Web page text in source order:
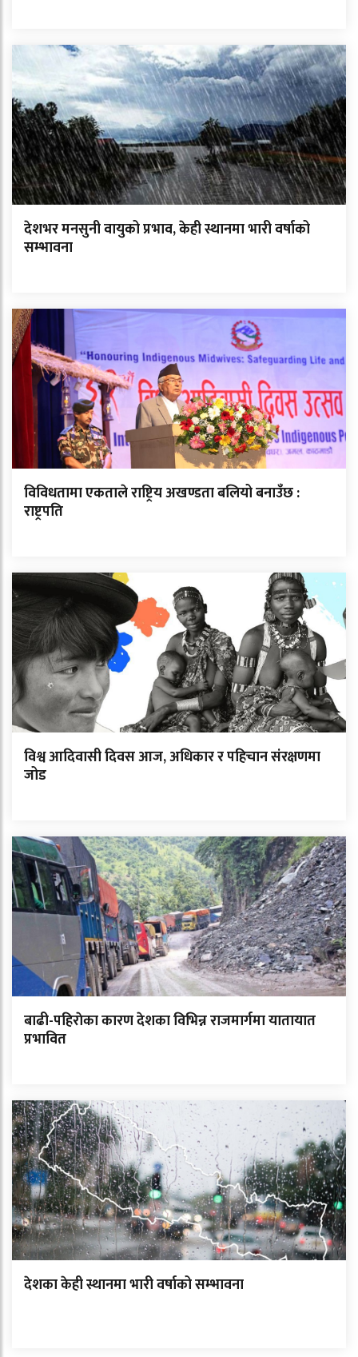
देशभर मनसुनी वायुको प्रभाव, केही स्थानमा भारी वर्षाको
सम्भावना
विविधतामा एकताले राष्ट्रिय अखण्डता बलियो बनाउँछ :
राष्ट्रपति
विश्व आदिवासी दिवस आज, अधिकार र पहिचान संरक्षणमा
जोड
बाढी-पहिराेका कारण देशका विभिन्न राजमार्गमा यातायात
प्रभावित
देशका केही स्थानमा भारी वर्षाको सम्भावना